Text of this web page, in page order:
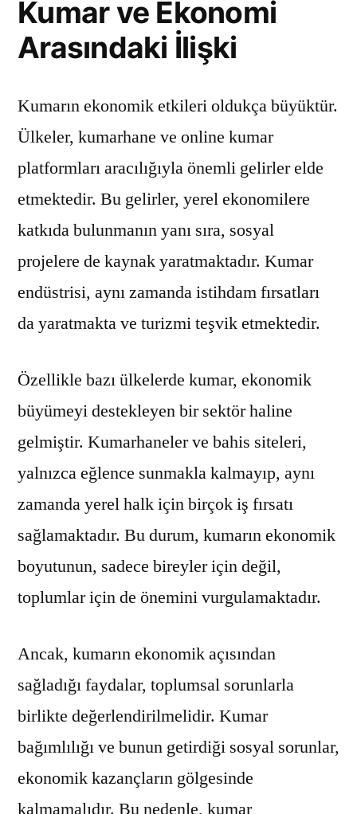
Kumar ve Ekonomi
Arasındaki İlişki
Kumarın ekonomik etkileri oldukça büyüktür.
Ülkeler, kumarhane ve online kumar
platformları aracılığıyla önemli gelirler elde
etmektedir. Bu gelirler, yerel ekonomilere
katkıda bulunmanın yanı sıra, sosyal
projelere de kaynak yaratmaktadır. Kumar
endüstrisi, aynı zamanda istihdam fırsatları
da yaratmakta ve turizmi teşvik etmektedir.
Özellikle bazı ülkelerde kumar, ekonomik
büyümeyi destekleyen bir sektör haline
gelmiştir. Kumarhaneler ve bahis siteleri,
yalnızca eğlence sunmakla kalmayıp, aynı
zamanda yerel halk için birçok iş fırsatı
sağlamaktadır. Bu durum, kumarın ekonomik
boyutunun, sadece bireyler için değil,
toplumlar için de önemini vurgulamaktadır.
Ancak, kumarın ekonomik açısından
sağladığı faydalar, toplumsal sorunlarla
birlikte değerlendirilmelidir. Kumar
bağımlılığı ve bunun getirdiği sosyal sorunlar,
ekonomik kazançların gölgesinde
kalmamalıdır. Bu nedenle, kumar